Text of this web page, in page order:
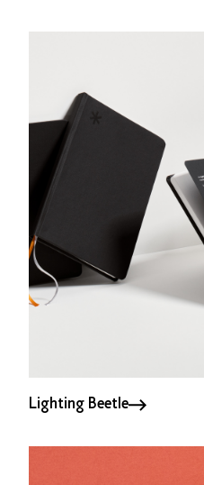
Lighting Beetle